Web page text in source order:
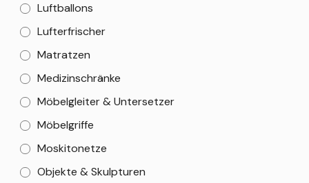
Luftballons
Lufterfrischer
Matratzen
Medizinschränke
Möbelgleiter & Untersetzer
Möbelgriffe
Moskitonetze
Objekte & Skulpturen